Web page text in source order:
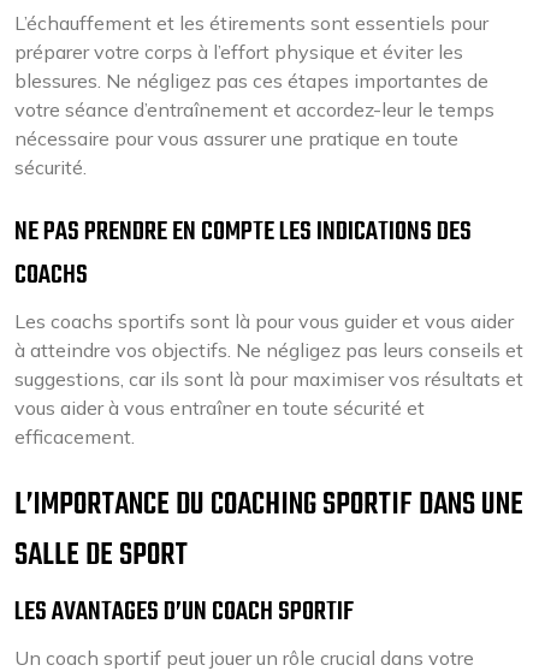
L’échauffement et les étirements sont essentiels pour
préparer votre corps à l’effort physique et éviter les
blessures. Ne négligez pas ces étapes importantes de
votre séance d’entraînement et accordez-leur le temps
nécessaire pour vous assurer une pratique en toute
sécurité.
NE PAS PRENDRE EN COMPTE LES INDICATIONS DES
COACHS
Les coachs sportifs sont là pour vous guider et vous aider
à atteindre vos objectifs. Ne négligez pas leurs conseils et
suggestions, car ils sont là pour maximiser vos résultats et
vous aider à vous entraîner en toute sécurité et
efficacement.
L’IMPORTANCE DU COACHING SPORTIF DANS UNE
SALLE DE SPORT
LES AVANTAGES D’UN COACH SPORTIF
Un coach sportif peut jouer un rôle crucial dans votre